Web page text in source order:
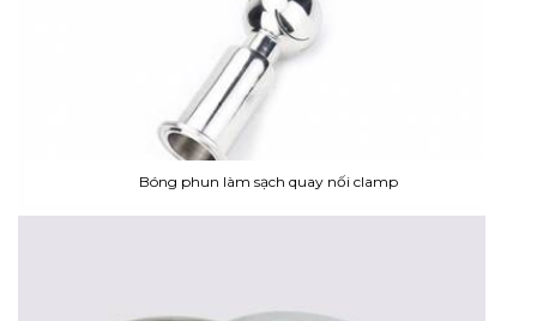
Bóng phun làm sạch quay nối clamp